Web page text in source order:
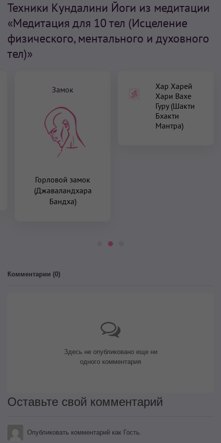
Техники Кундалини Йоги из медитации
«Медитация для 10 тел (Исцеление
физического, ментального и духовного
тел)»
Замок
Горловой замок
(Джаваландхара
Бандха)
Хар Харей
Хари Вахе
Гуру (Шакти
Бхакти
Мантра)
Комментарии (0)
Здесь не опубликовано еще ни
одного комментария
Оставьте свой комментарий
Опубликовать комментарий как Гость.